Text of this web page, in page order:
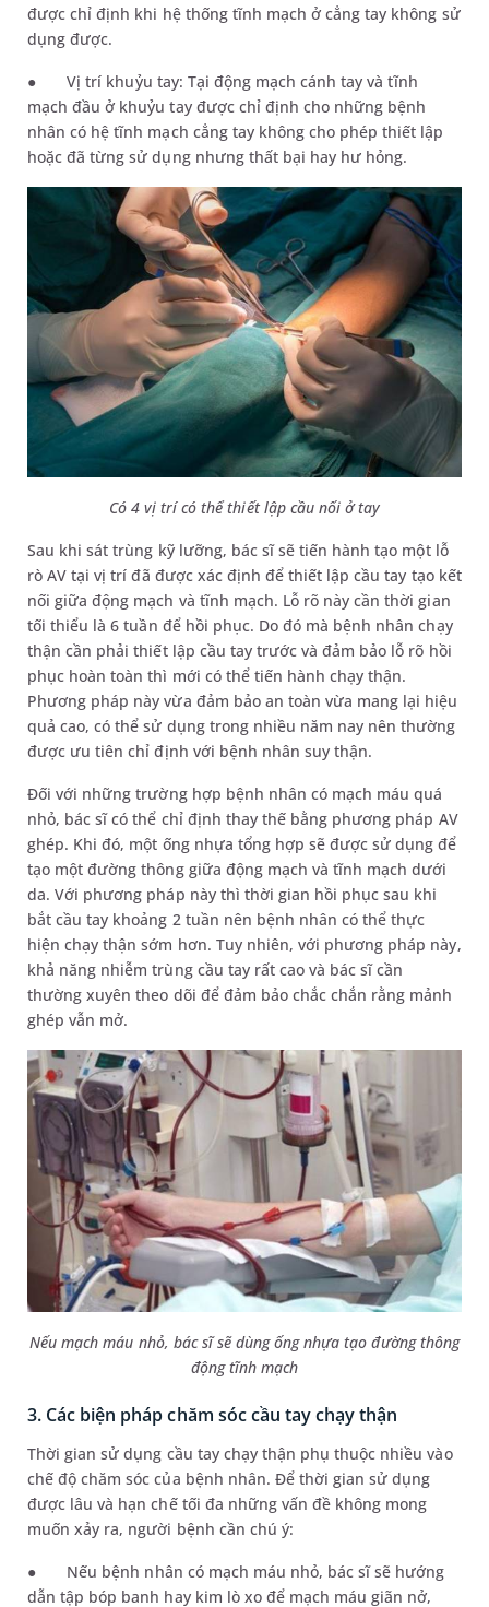
được chỉ định khi hệ thống tĩnh mạch ở cẳng tay không sử
dụng được.
● Vị trí khuỷu tay: Tại động mạch cánh tay và tĩnh
mạch đầu ở khuỷu tay được chỉ định cho những bệnh
nhân có hệ tĩnh mạch cẳng tay không cho phép thiết lập
hoặc đã từng sử dụng nhưng thất bại hay hư hỏng.
Có 4 vị trí có thể thiết lập cầu nối ở tay
Sau khi sát trùng kỹ lưỡng, bác sĩ sẽ tiến hành tạo một lỗ
rò AV tại vị trí đã được xác định để thiết lập cầu tay tạo kết
nối giữa động mạch và tĩnh mạch. Lỗ rõ này cần thời gian
tối thiểu là 6 tuần để hồi phục. Do đó mà bệnh nhân chạy
thận cần phải thiết lập cầu tay trước và đảm bảo lỗ rõ hồi
phục hoàn toàn thì mới có thể tiến hành chạy thận.
Phương pháp này vừa đảm bảo an toàn vừa mang lại hiệu
quả cao, có thể sử dụng trong nhiều năm nay nên thường
được ưu tiên chỉ định với bệnh nhân suy thận.
Đối với những trường hợp bệnh nhân có mạch máu quá
nhỏ, bác sĩ có thể chỉ định thay thế bằng phương pháp AV
ghép. Khi đó, một ống nhựa tổng hợp sẽ được sử dụng để
tạo một đường thông giữa động mạch và tĩnh mạch dưới
da. Với phương pháp này thì thời gian hồi phục sau khi
bắt cầu tay khoảng 2 tuần nên bệnh nhân có thể thực
hiện chạy thận sớm hơn. Tuy nhiên, với phương pháp này,
khả năng nhiễm trùng cầu tay rất cao và bác sĩ cần
thường xuyên theo dõi để đảm bảo chắc chắn rằng mảnh
ghép vẫn mở.
Nếu mạch máu nhỏ, bác sĩ sẽ dùng ống nhựa tạo đường thông
động tĩnh mạch
3. Các biện pháp chăm sóc cầu tay chạy thận
Thời gian sử dụng cầu tay chạy thận phụ thuộc nhiều vào
chế độ chăm sóc của bệnh nhân. Để thời gian sử dụng
được lâu và hạn chế tối đa những vấn đề không mong
muốn xảy ra, người bệnh cần chú ý:
●
Nếu bệnh nhân có mạch máu nhỏ, bác sĩ sẽ hướng
dẫn tập bóp banh hay kim lò xo để mạch máu giãn nở,